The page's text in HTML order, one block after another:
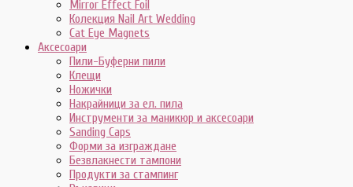
Mirror Effect Foil
Колекция Nail Art Wedding
Cat Eye Magnets
Аксесоари
Пили-Буферни пили
Клещи
Ножички
Накрайници за ел. пила
Инструменти за маникюр и аксесоари
Sanding Caps
Форми за изграждане
Безвлакнести тампони
Продукти за стампинг